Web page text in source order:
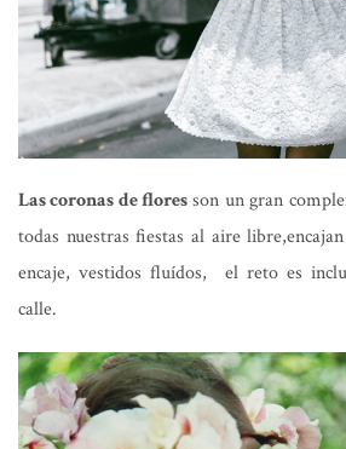
Las coronas de floresson un gran
todas nuestras fiestas al aire
encaje, vestidos fluídos, el reto es
calle.